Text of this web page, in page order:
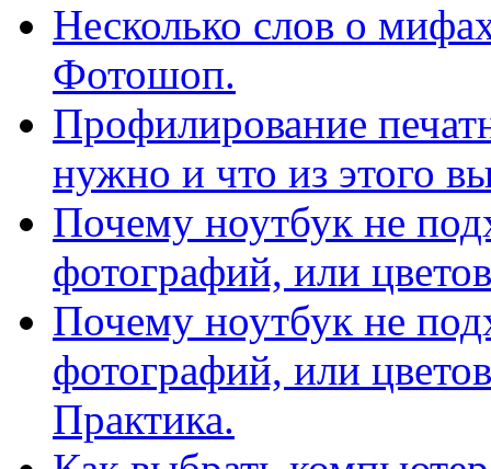
Несколько слов о
Фотошоп.
Профилирование
нужно и что из этого
Почему ноутбук не
фотографий, или
Почему ноутбук не
фотографий, или
Практика.